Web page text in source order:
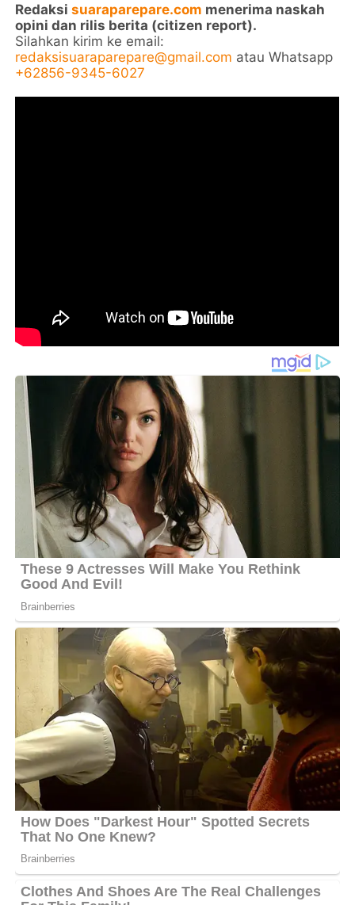
Redaksisuaraparepare.com menerima naskah
opini dan rilis berita (citizen report).
Silahkan kirim ke email:
redaksisuaraparepare@gmail.com atau Whatsapp
+62856-9345-6027